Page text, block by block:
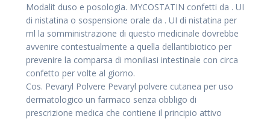
Modalit duso e posologia. MYCOSTATIN confetti da . UI
di nistatina o sospensione orale da . UI di nistatina per
ml la somministrazione di questo medicinale dovrebbe
avvenire contestualmente a quella dellantibiotico per
prevenire la comparsa di moniliasi intestinale con circa
confetto per volte al giorno.
Cos. Pevaryl Polvere Pevaryl polvere cutanea per uso
dermatologico un farmaco senza obbligo di
prescrizione medica che contiene il principio attivo